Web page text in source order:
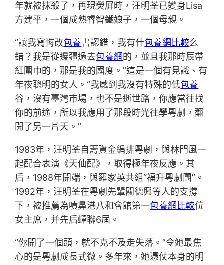
年就被抹殺了，再現熒屏時，汪明荃已變身Lisa
方建平，一個成熟睿智鐵娘子，一個母親。
“讓我寫悔改包養書認錯，我有什包養網比較么
錯？我是從邊疆過去包養網的，並且我那時辰帶
紅圍巾的，那是我的國度。”這是一個有見識、有
年夜聰明的女人。“我感到我沒有特殊的低包養
谷，沒有臺灣市場，也不是逝世路，你應當往找
你的前途，所以我應用了那段時光往學粵劇，翻
開了另一片天。”
1983年，汪明荃自籌資金編排粵劇，與林門風一
起配合表演《天仙配》，取得極年夜反應。其
后，1988年開端，與羅家英共組“福升粵劇團”。
1992年，汪明荃在粵劇先輩關德興等人的支撐
下，被推薦為噴鼻港八和會館第一包養網比較位
女主席，并先后蟬聯6屆。
“你開了一個頭，就不克不及走失落。”令她最焦
心的是粵劇成長式微。多年來，她憑仗本身的明